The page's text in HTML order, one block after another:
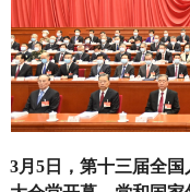
3月5日，第十三届全